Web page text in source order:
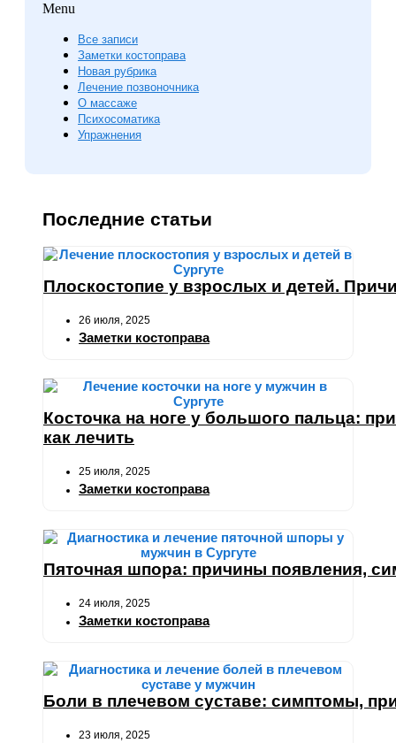
Menu
Все записи
Заметки костоправа
Новая рубрика
Лечение позвоночника
О массаже
Психосоматика
Упражнения
Последние статьи
Плоскостопие у взрослых и детей.
26 июля, 2025
Заметки костоправа
Косточка на ноге у большого пальца:
как лечить
25 июля, 2025
Заметки костоправа
Пяточная шпора: причины появления,
24 июля, 2025
Заметки костоправа
Боли в плечевом суставе: симптомы,
23 июля, 2025